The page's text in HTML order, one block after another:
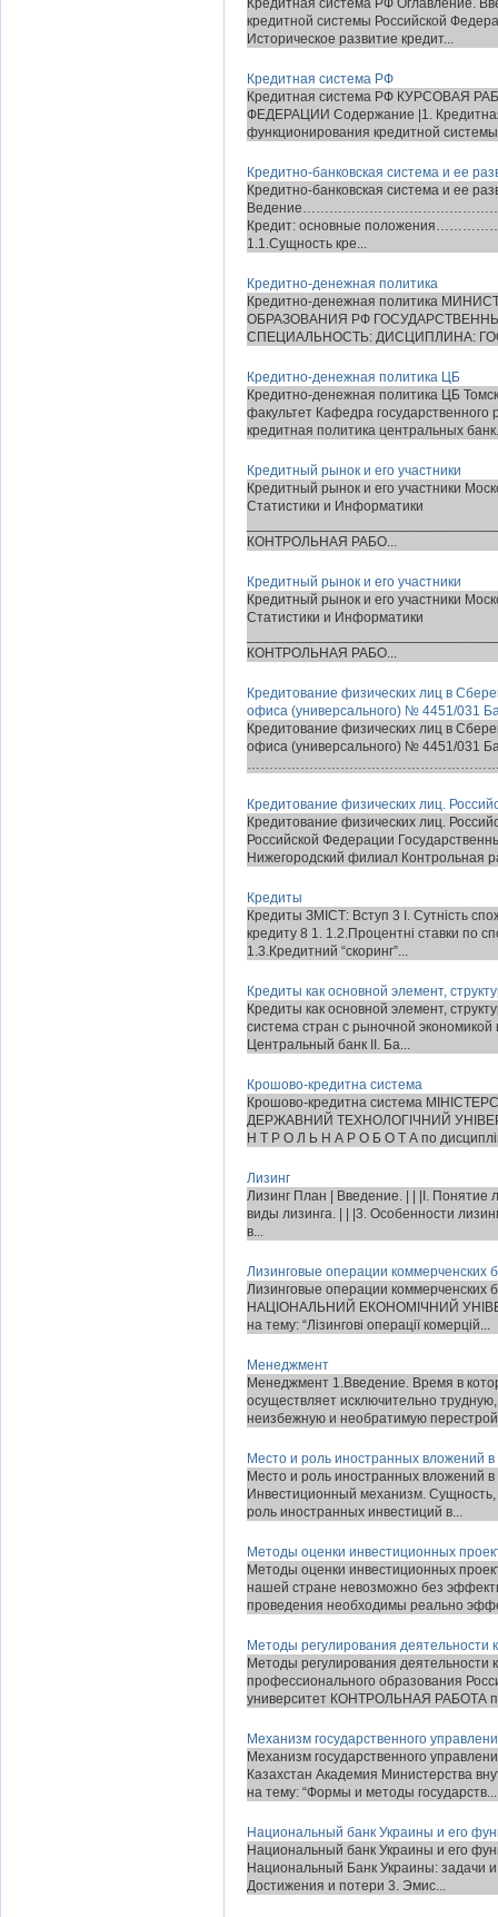
Кредитная система РФ Оглавление.
кредитной системы Российской
Историческое развитие кредит...
Кредитная система РФ
Кредитная система РФ КУРСОВАЯ
ФЕДЕРАЦИИ Содержание |1.
функционирования кредитной
Кредитно-банковская система и ее
Кредитно-банковская система и ее
Кредит: основные
1.1.Сущность кре...
Кредитно-денежная политика
Кредитно-денежная политика
ОБРАЗОВАНИЯ РФ
СПЕЦИАЛЬНОСТЬ: ДИСЦИПЛИНА:
Кредитно-денежная политика ЦБ
Кредитно-денежная политика ЦБ
факультет Кафедра
кредитная политика центральных
Кредитный рынок и его участники
Кредитный рынок и его участники
Статистики и Информатики
КОНТРОЛЬНАЯ РАБО...
Кредитный рынок и его участники
Кредитный рынок и его участники
Статистики и Информатики
КОНТРОЛЬНАЯ РАБО...
Кредитование физических лиц в
офиса (универсального) № 4451/031
Кредитование физических лиц в
офиса (универсального) № 4451/031
Кредитование физических лиц.
Кредитование физических лиц.
Российской Федерации
Нижегородский филиал Контрольная
Кредиты
Кредиты ЗМІСТ: Вступ 3 І. Сутність
кредиту 8 1. 1.2.Процентні ставки по
1.3.Кредитний “скоринг”...
Кредиты как основной элемент,
Кредиты как основной элемент,
система стран с рыночной экономикой
Центральный банк II. Ба...
Крошово-кредитна система
Крошово-кредитна система
ДЕРЖАВНИЙ ТЕХНОЛОГІЧНИЙ
Н Т Р О Л Ь Н А Р О Б О Т А по
Лизинг
Лизинг План | Введение. | | |I. Понятие
виды лизинга. | | |3. Особенности
в...
Лизинговые операции коммерченских
Лизинговые операции
НАЦІОНАЛЬНИЙ ЕКОНОМІЧНИЙ
на тему: “Лізингові операції комерцій...
Менеджмент
Менеджмент 1.Введение. Время в
осуществляет исключительно
неизбежную и необратимую
Место и роль иностранных вложений в
Место и роль иностранных вложений
Инвестиционный механизм.
роль иностранных инвестиций в...
Методы оценки инвестиционных
Методы оценки инвестиционных
нашей стране невозможно без
проведения необходимы реально
Методы регулирования деятельности
Методы регулирования деятельности
профессионального образования
университет КОНТРОЛЬНАЯ РАБОТА по
Механизм государственного
Механизм государственного
Казахстан Академия Министерства
на тему: “Формы и методы государств...
Национальный банк Украины и его
Национальный банк Украины и его
Национальный Банк Украины: задачи
Достижения и потери 3. Эмис...